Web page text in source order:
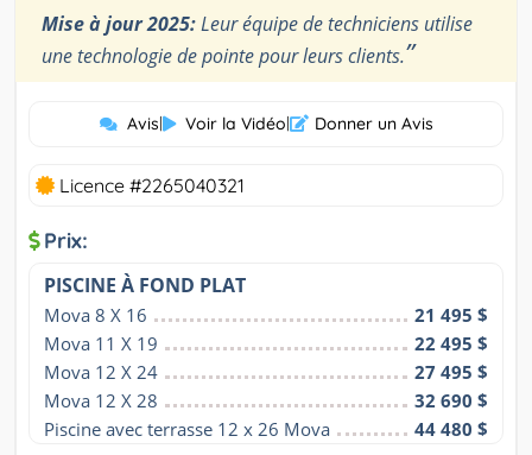
Mise à jour 2025:Leur équipe de techniciens utilise
une technologie de pointe pour leurs clients.”
Avis| Voir la Vidéo| Donner un Avis
Licence #2265040321
Prix:
PISCINE À FOND PLAT
Mova 8 X 16
21 495 $
Mova 11 X 19
22 495 $
Mova 12 X 24
27 495 $
Mova 12 X 28
32 690 $
Piscine avec terrasse 12 x 26 Mova
44 480 $